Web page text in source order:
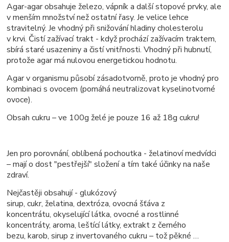
Agar-agar obsahuje železo, vápník a další stopové prvky, ale
v menším množství než ostatní řasy. Je velice lehce
stravitelný. Je vhodný při snižování hladiny cholesterolu
v krvi. Čistí zažívací trakt - když prochází zažívacím traktem,
sbírá staré usazeniny a čistí vnitřnosti. Vhodný při hubnutí,
protože agar má nulovou energetickou hodnotu.
Agar v organismu působí zásadotvorně, proto je vhodný pro
kombinaci s ovocem (pomáhá neutralizovat kyselinotvorné
ovoce).
Obsah cukru – ve 100g želé je pouze 16 až 18g cukru!
Jen pro porovnání, oblíbená pochoutka - želatinoví medvídci
– mají o dost "pestřejší" složení a tím také účinky na naše
zdraví.
Nejčastěji obsahují - glukózový
sirup, cukr, želatina, dextróza, ovocná šťáva z
koncentrátu, okyselující látka, ovocné a rostlinné
koncentráty, aroma, leštící látky, extrakt z černého
bezu, karob, sirup z invertovaného cukru – tož pěkné …